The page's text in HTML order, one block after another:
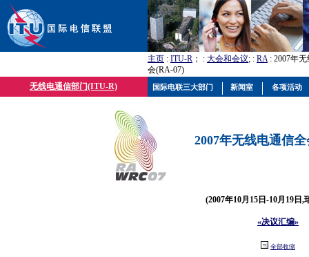
主页 : ITU-R ； : 大会和会议; : RA: 2007年
会(RA-07)
无线电通信部门(ITU-R)
2007年无线电通信
(2007年10月15日-10月19日,
«决议汇编»
全部收缩
国际电联三大部门 新闻室 各项活动